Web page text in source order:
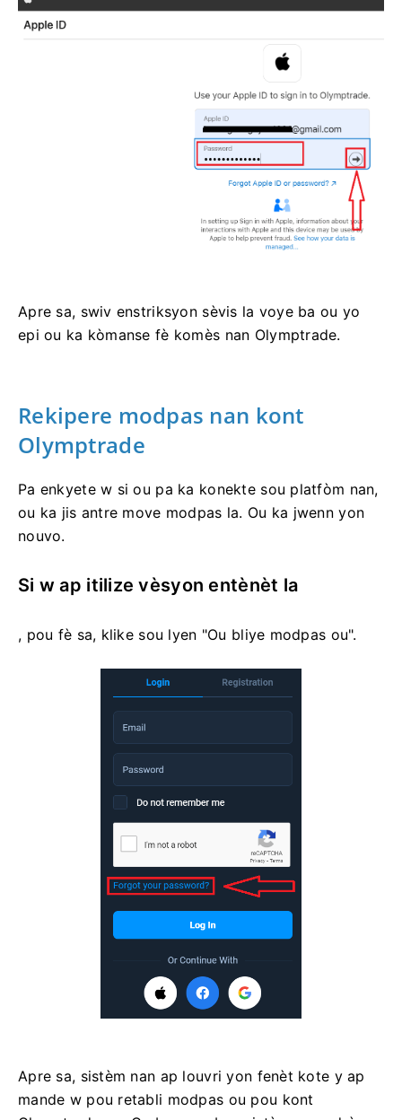
Apre sa, swiv enstriksyon sèvis la voye ba ou yo
epi ou ka kòmanse fè komès nan Olymptrade.
Rekipere modpas nan kont
Olymptrade
Pa enkyete w si ou pa ka konekte sou platfòm nan,
ou ka jis antre move modpas la. Ou ka jwenn yon
nouvo.
Si w ap itilize vèsyon entènèt la
, pou fè sa, klike sou lyen "Ou bliye modpas ou".
Apre sa, sistèm nan ap louvri yon fenèt kote y ap
mande w pou retabli modpas ou pou kont